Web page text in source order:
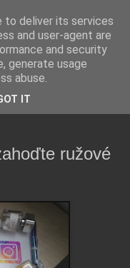
možné.
ružové
to deliver its services
and user-agent are
and security
generate usage
abuse.
IT